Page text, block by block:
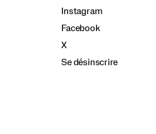
Instagram
Facebook
X
Se désinscrire